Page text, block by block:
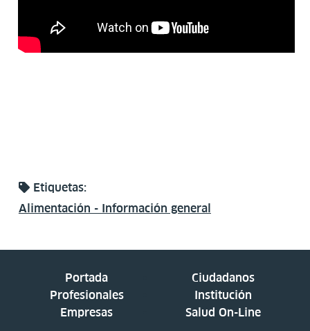
Etiquetas:
Alimentación - Información general
Portada
Ciudadanos
Profesionales
Institución
Empresas
Salud On-Line